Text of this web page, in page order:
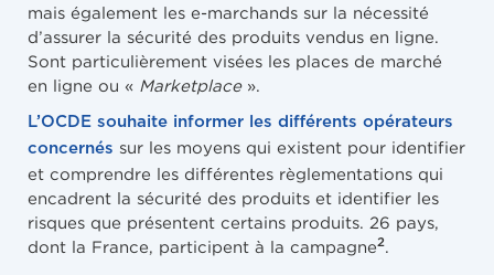
mais également les e-marchands sur la nécessité
d’assurer la sécurité des produits vendus en ligne.
Sont particulièrement visées les places de marché
en ligne ou « Marketplace».
L’OCDE souhaite informer les différents opérateurs
concernés sur les moyens qui existent pour identifier
et comprendre les différentes règlementations qui
encadrent la sécurité des produits et identifier les
risques que présentent certains produits. 26 pays,
dont la France, participent à la campagne2